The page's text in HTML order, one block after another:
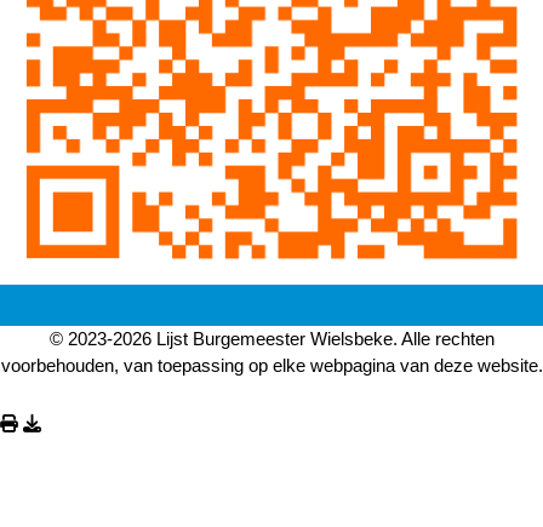
© 2023-2026 Lijst Burgemeester Wielsbeke. Alle rechten
voorbehouden, van toepassing op elke webpagina van deze website.